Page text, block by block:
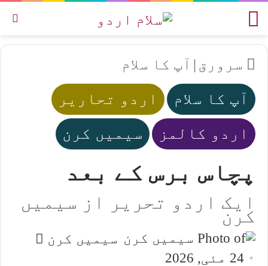
سرورق | آپ کا سلام
آپ کا سلام
اردو تحاریر
اردو کالمز
سیمیں کرن
پچاس برس کے بعد
ایک اردو تحریر از سیمیں
کرن
سیمیں کرن
24 مئی, 2026